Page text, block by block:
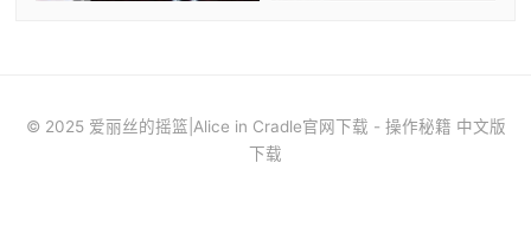
© 2025 爱丽丝的摇篮|Alice in Cradle官网下载 - 操作秘籍 中文版
下载